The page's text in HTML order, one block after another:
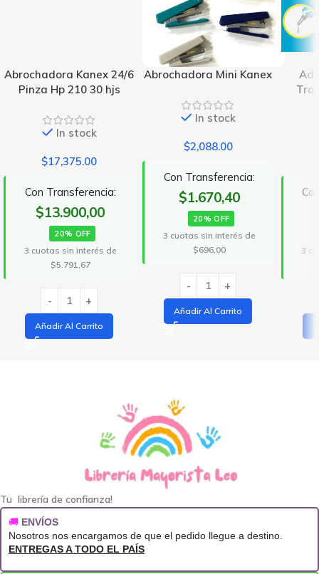
Abrochadora Kanex 24/6
Pinza Hp 210 30 hjs
In stock
$17,375.00
Con Transferencia:
$13.900,00
20% OFF
3 cuotas sin interés de
$5.791,67
Añadir Al Carrito
Abrochadora Mini Kanex
In stock
$2,088.00
Con Transferencia:
$1.670,40
20% OFF
3 cuotas sin interés de
$696,00
Añadir Al Carrito
3
Tu librería de confianza!
🚚 ENVÍOS
Nosotros nos encargamos de que el pedido llegue a destino.
ENTREGAS A TODO EL PAÍS